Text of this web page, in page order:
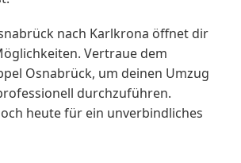
nach Karlkrona öffnet dir
Vertraue dem
Osnabrück, um deinen Umzug
durchzuführen.
heute für ein unverbindliches